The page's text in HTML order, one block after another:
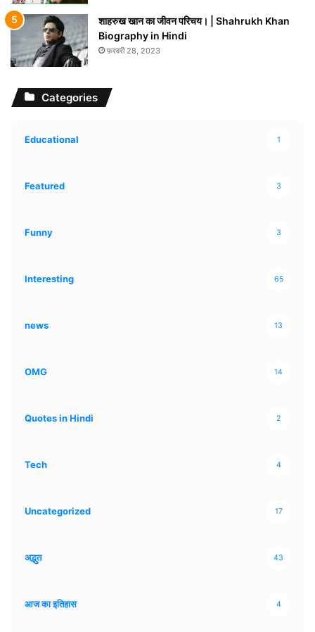
शाहरुख खान का जीवन परिचय। | Shahrukh Khan
Biography in Hindi
फ़रवरी 28, 2023
Categories
Educational 1
Featured 3
Funny 3
Interesting 65
news 13
OMG 14
Quotes in Hindi 2
Tech 4
Uncategorized 17
अद्भुत 43
आज का इतिहास 4